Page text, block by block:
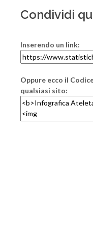
Condividi
Inserendo un link:
Oppure ecco il
qualsiasi sito: